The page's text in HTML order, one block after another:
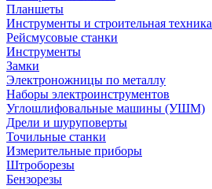
Планшеты
Инструменты и строительная техника
Рейсмусовые станки
Инструменты
Замки
Электроножницы по металлу
Наборы электроинструментов
Углошлифовальные машины (УШМ)
Дрели и шуруповерты
Точильные станки
Измерительные приборы
Штроборезы
Бензорезы